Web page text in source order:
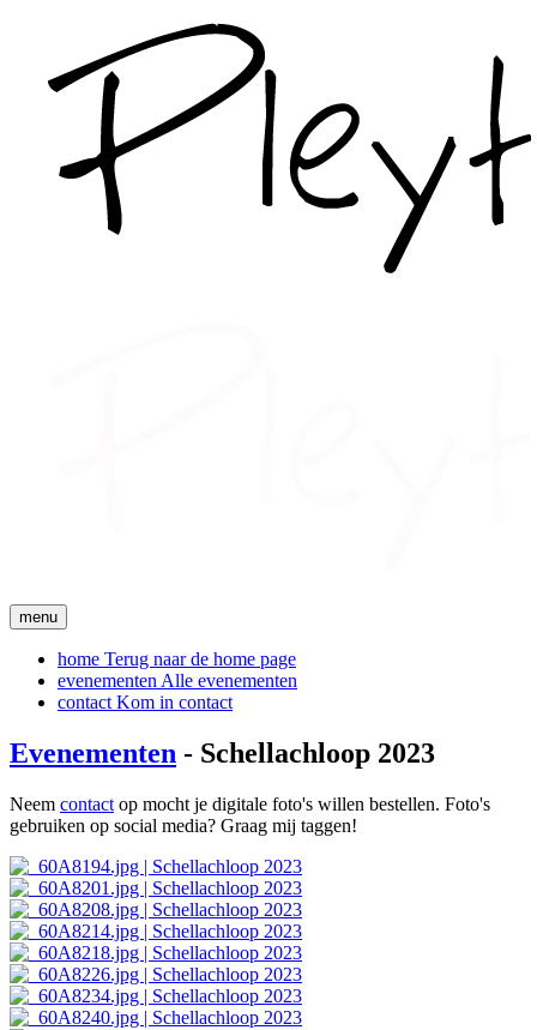
menu
home Terug naar de home page
evenementen Alle evenementen
contact Kom in contact
Evenementen - Schellachloop 2023
Neem contact op mocht je digitale foto's willen bestellen. Foto's
gebruiken op social media? Graag mij taggen!